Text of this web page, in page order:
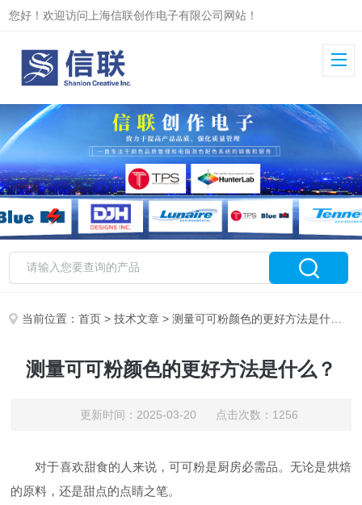
您好！欢迎访问上海信联创作电子有限公司网站！
当前位置：首页 >技术文章 > 测量可可粉颜色的更好方法是什么？
测量可可粉颜色的更好方法是什么？
更新时间：2025-03-20 点击次数：1256
对于喜欢甜食的人来说，可可粉是厨房必需品。无论是烘焙
的原料，还是甜点的点睛之笔。